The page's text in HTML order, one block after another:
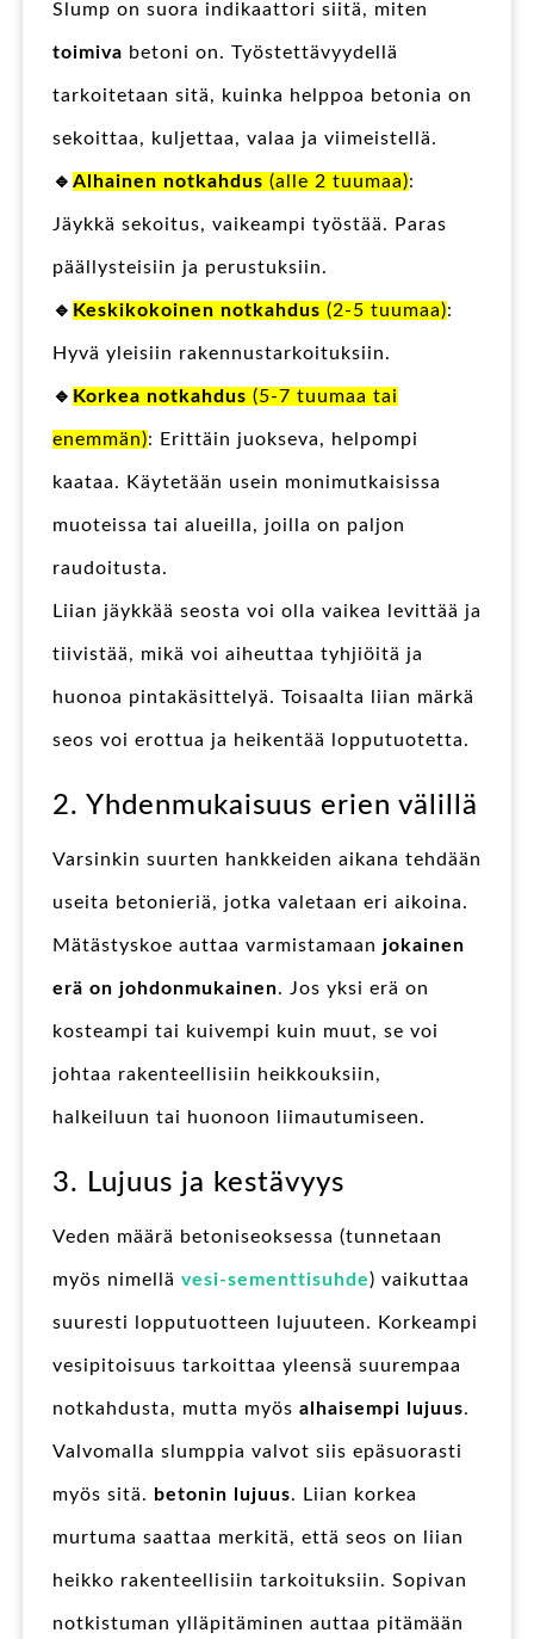
Slump on suora indikaattori siitä, miten
toimiva betoni on. Työstettävyydellä
tarkoitetaan sitä, kuinka helppoa betonia on
sekoittaa, kuljettaa, valaa ja viimeistellä.
🔹 Alhainen notkahdus (alle 2 tuumaa):
Jäykkä sekoitus, vaikeampi työstää. Paras
päällysteisiin ja perustuksiin.
🔹 Keskikokoinen notkahdus (2-5 tuumaa):
Hyvä yleisiin rakennustarkoituksiin.
🔹 Korkea notkahdus (5-7 tuumaa tai
enemmän): Erittäin juokseva, helpompi
kaataa. Käytetään usein monimutkaisissa
muoteissa tai alueilla, joilla on paljon
raudoitusta.
Liian jäykkää seosta voi olla vaikea levittää ja
tiivistää, mikä voi aiheuttaa tyhjiöitä ja
huonoa pintakäsittelyä. Toisaalta liian märkä
seos voi erottua ja heikentää lopputuotetta.
2. Yhdenmukaisuus erien välillä
Varsinkin suurten hankkeiden aikana tehdään
useita betonieriä, jotka valetaan eri aikoina.
Mätästyskoe auttaa varmistamaan jokainen
erä on johdonmukainen. Jos yksi erä on
kosteampi tai kuivempi kuin muut, se voi
johtaa rakenteellisiin heikkouksiin,
halkeiluun tai huonoon liimautumiseen.
3. Lujuus ja kestävyys
Veden määrä betoniseoksessa (tunnetaan
myös nimellä vesi-sementtisuhde) vaikuttaa
suuresti lopputuotteen lujuuteen. Korkeampi
vesipitoisuus tarkoittaa yleensä suurempaa
notkahdusta, mutta myös alhaisempi lujuus.
Valvomalla slumppia valvot siis epäsuorasti
myös sitä. betonin lujuus. Liian korkea
murtuma saattaa merkitä, että seos on liian
heikko rakenteellisiin tarkoituksiin. Sopivan
notkistuman ylläpitäminen auttaa pitämään